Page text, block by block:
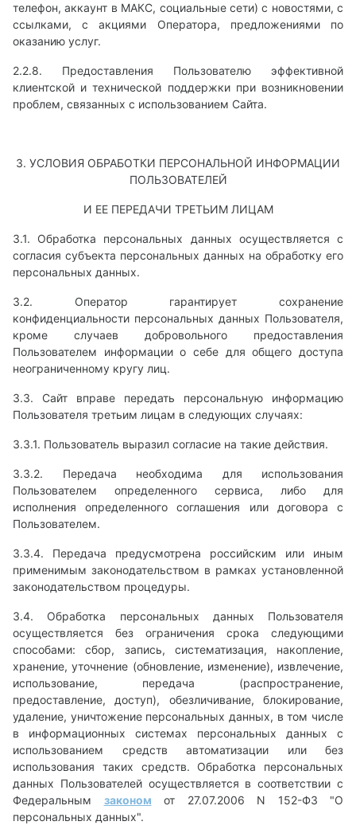
телефон, аккаунт в МАКС, социальные сети) с новостями, с
ссылками, с акциями Оператора, предложениями по
оказанию услуг.
2.2.8. Предоставления Пользователю эффективной
клиентской и технической поддержки при возникновении
проблем, связанных с использованием Сайта.
3. УСЛОВИЯ ОБРАБОТКИ ПЕРСОНАЛЬНОЙ ИНФОРМАЦИИ
ПОЛЬЗОВАТЕЛЕЙ
И ЕЕ ПЕРЕДАЧИ ТРЕТЬИМ ЛИЦАМ
3.1. Обработка персональных данных осуществляется с
согласия субъекта персональных данных на обработку его
персональных данных.
3.2. Оператор гарантирует сохранение
конфиденциальности персональных данных Пользователя,
кроме случаев добровольного предоставления
Пользователем информации о себе для общего доступа
неограниченному кругу лиц.
3.3. Сайт вправе передать персональную информацию
Пользователя третьим лицам в следующих случаях:
3.3.1. Пользователь выразил согласие на такие действия.
3.3.2. Передача необходима для использования
Пользователем определенного сервиса, либо для
исполнения определенного соглашения или договора с
Пользователем.
3.3.4. Передача предусмотрена российским или иным
применимым законодательством в рамках установленной
законодательством процедуры.
3.4. Обработка персональных данных Пользователя
осуществляется без ограничения срока следующими
способами: сбор, запись, систематизация, накопление,
хранение, уточнение (обновление, изменение), извлечение,
использование, передача (распространение,
предоставление, доступ), обезличивание, блокирование,
удаление, уничтожение персональных данных, в том числе
в информационных системах персональных данных с
использованием средств автоматизации или без
использования таких средств. Обработка персональных
данных Пользователей осуществляется в соответствии с
Федеральным законом от 27.07.2006 N 152-ФЗ "О
персональных данных".